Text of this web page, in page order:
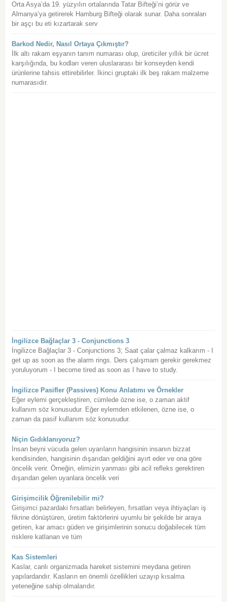
Orta Asya’da 19. yüzyılın ortalarında Tatar Bifteği’ni görür ve
Almanya’ya getirerek Hamburg Bifteği olarak sunar. Daha sonraları
bir aşçı bu eti kızartarak serv
Barkod Nedir, Nasıl Ortaya Çıkmıştır?
İlk altı rakam eşyanın tanım numarası olup, üreticiler yıllık bir ücret
karşılığında, bu kodları veren uluslararası bir konseyden kendi
ürünlerine tahsis ettirebilirler. İkinci gruptaki ilk beş rakam malzeme
numarasıdır.
İngilizce Bağlaçlar 3 - Conjunctions 3
İngilizce Bağlaçlar 3 - Conjunctions 3; Saat çalar çalmaz kalkarım - I
get up as soon as the alarm rings. Ders çalışmam gerekir gerekmez
yoruluyorum - I become tired as soon as I have to study.
İngilizce Pasifler (Passives) Konu Anlatımı ve Örnekler
Eğer eylemi gerçekleştiren, cümlede özne ise, o zaman aktif
kullanım söz konusudur. Eğer eylemden etkilenen, özne ise, o
zaman da pasif kullanım söz konusudur.
Niçin Gıdıklanıyoruz?
İnsan beyni vücuda gelen uyarıların hangisinin insanın bizzat
kendisinden, hangisinin dışarıdan geldiğini ayırt eder ve ona göre
öncelik verir. Örneğin, elimizin yanması gibi acil refleks gerektiren
dışarıdan gelen uyanlara öncelik veri
Girişimcilik Öğrenilebilir mi?
Girişimci pazardaki fırsatları belirleyen, fırsatları veya ihtiyaçları iş
fikrine dönüştüren, üretim faktörlerini uyumlu bir şekilde bir araya
getiren, kar amacı güden ve girişimlerinin sonucu doğabilecek tüm
risklere katlanan ve tüm
Kas Sistemleri
Kaslar, canlı organizmada hareket sistemini meydana getiren
yapılardandır. Kasların en önemli özellikleri uzayıp kısalma
yeteneğine sahip olmalarıdır.